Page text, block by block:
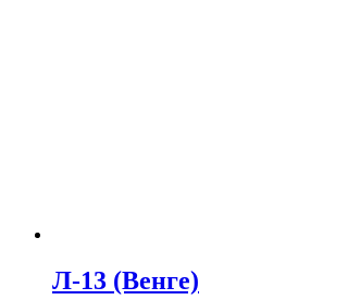
Л-13 (Венге)